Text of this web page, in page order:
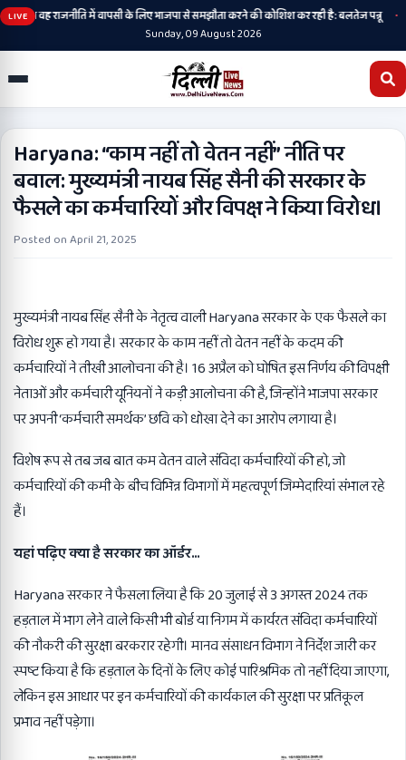
LIVE
है, अब वह राजनीति में वापसी के लिए भाजपा से समझौता करने की कोशिश कर रही है: बलतेज पन्नू •
Sunday, 09 August 2026
Haryana: “काम नहीं तो वेतन नहीं” नीति पर
बवाल: मुख्यमंत्री नायब सिंह सैनी की सरकार के
फैसले का कर्मचारियों और विपक्ष ने किया विरोध।
Posted onApril 21, 2025
मुख्यमंत्री नायब सिंह सैनी के नेतृत्व वाली Haryana सरकार के एक फैसले का
विरोध शुरू हो गया है। सरकार के काम नहीं तो वेतन नहीं के कदम की
कर्मचारियों ने तीखी आलोचना की है। 16 अप्रैल को घोषित इस निर्णय की विपक्षी
नेताओं और कर्मचारी यूनियनों ने कड़ी आलोचना की है, जिन्होंने भाजपा सरकार
पर अपनी ‘कर्मचारी समर्थक’ छवि को धोखा देने का आरोप लगाया है।
विशेष रूप से तब जब बात कम वेतन वाले संविदा कर्मचारियों की हो, जो
कर्मचारियों की कमी के बीच विभिन्न विभागों में महत्वपूर्ण जिम्मेदारियां संभाल रहे
हैं।
यहां पढ़िए क्या है सरकार का ऑर्डर…
Haryana सरकार ने फैसला लिया है कि 20 जुलाई से 3 अगस्त 2024 तक
हड़ताल में भाग लेने वाले किसी भी बोर्ड या निगम में कार्यरत संविदा कर्मचारियों
की नौकरी की सुरक्षा बरकरार रहेगी। मानव संसाधन विभाग ने निर्देश जारी कर
स्पष्ट किया है कि हड़ताल के दिनों के लिए कोई पारिश्रमिक तो नहीं दिया जाएगा,
लेकिन इस आधार पर इन कर्मचारियों की कार्यकाल की सुरक्षा पर प्रतिकूल
प्रभाव नहीं पड़ेगा।